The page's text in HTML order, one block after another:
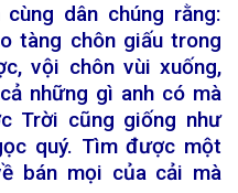
cùng dân chúng rằng:
tàng chôn giấu trong
vội chôn vùi xuống,
những gì anh có mà
Trời cũng giống như
quý. Tìm được một
bán mọi của cải mà